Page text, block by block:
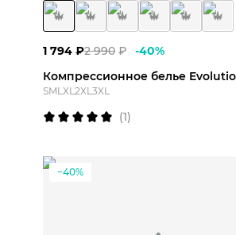
2 990 ₽
1 794 ₽ -40%
SML XL 2XL 3XL
(1)
−40%